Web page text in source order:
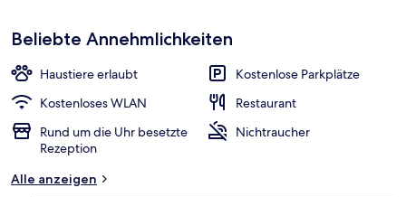
Haltestelle Im Hoppenkamp).
Beliebte Annehmlichkeiten
Haustiere erlaubt
Kostenlose Parkplätze
Kostenloses WLAN
Restaurant
Rund um die Uhr besetzte
Rezeption
Nichtraucher
Alle anzeigen